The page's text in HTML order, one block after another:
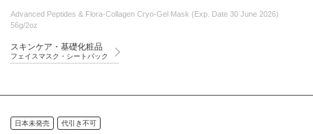
Advanced Peptides & Flora-Collagen Cryo-Gel Mask (Exp. Date 30 June 2026)
56g/2oz
スキンケア・基礎化粧品
フェイスマスク・シートパック
日本未発売 代引き不可